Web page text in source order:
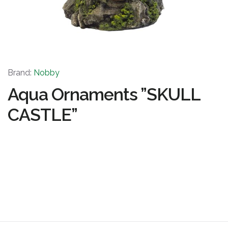
Brand: Nobby
Aqua Ornaments ”SKULL
CASTLE”